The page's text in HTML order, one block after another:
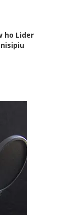
ho Lider